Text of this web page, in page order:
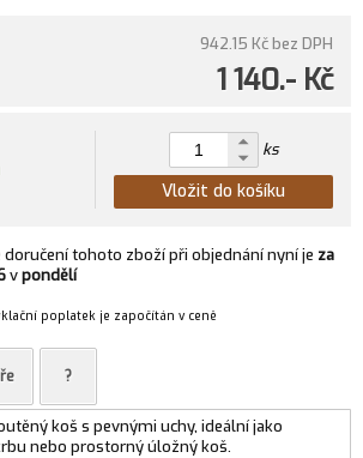
942.15 Kčbez DPH
1 140.- Kč
ks
Vložit do košíku
doručení tohoto zboží při objednání nyní je za
vpondělí
poplatek je započítán v ceně
?
koš s pevnými uchy, ideální jako
nebo prostorný úložný koš.